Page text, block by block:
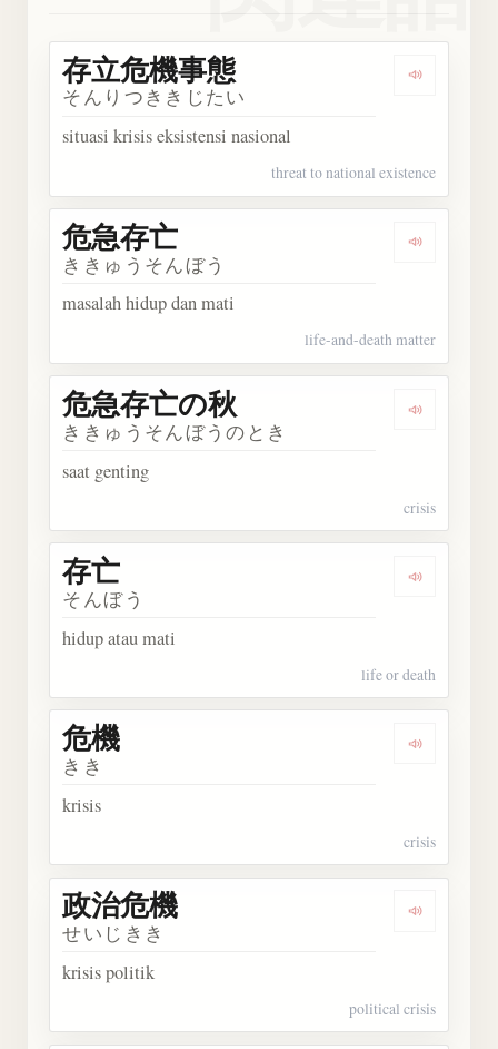
存立危機事態
そんりつききじたい
situasi krisis eksistensi nasional
threat to national existence
危急存亡
ききゅうそんぼう
masalah hidup dan mati
life-and-death matter
危急存亡の秋
ききゅうそんぼうのとき
saat genting
crisis
Dengarkan
存亡
そんぼう
hidup atau mati
life or death
Dengarkan
危機
きき
krisis
crisis
政治危機
せいじきき
krisis politik
political crisis